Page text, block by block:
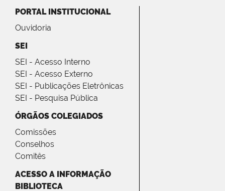
PORTAL INSTITUCIONAL
Ouvidoria
SEI
SEI - Acesso Interno
SEI - Acesso Externo
SEI - Publicações Eletrônicas
SEI - Pesquisa Pública
ÓRGÃOS COLEGIADOS
Comissões
Conselhos
Comitês
ACESSO A INFORMAÇÃO
BIBLIOTECA